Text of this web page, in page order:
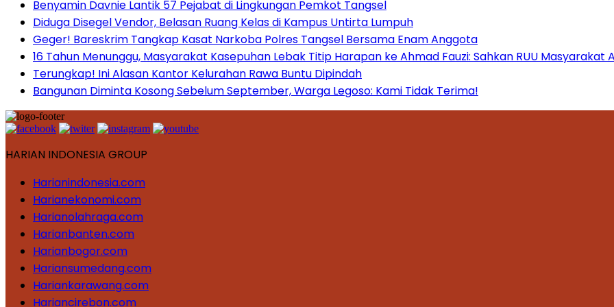
Benyamin Davnie Lantik 57 Pejabat di Lingkungan Pemkot Tangsel
Diduga Disegel Vendor, Belasan Ruang Kelas di Kampus Untirta Lumpuh
Geger! Bareskrim Tangkap Kasat Narkoba Polres Tangsel Bersama Enam Anggota
16 Tahun Menunggu, Masyarakat Kasepuhan Lebak Titip Harapan ke Ahmad Fauzi: Sahkan RUU Masyarakat
Terungkap! Ini Alasan Kantor Kelurahan Rawa Buntu Dipindah
Bangunan Diminta Kosong Sebelum September, Warga Legoso: Kami Tidak Terima!
HARIAN INDONESIA GROUP
Harianindonesia.com
Harianekonomi.com
Harianolahraga.com
Harianbanten.com
Harianbogor.com
Hariansumedang.com
Hariankarawang.com
Hariancirebon.com